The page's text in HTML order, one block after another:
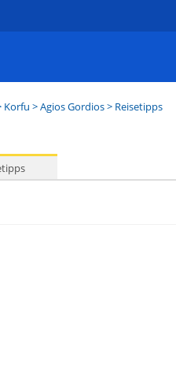
Korfu >Agios Gordios> Reisetipps